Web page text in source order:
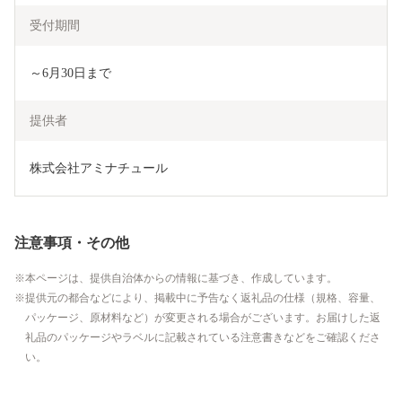
受付期間
～6月30日まで
提供者
株式会社アミナチュール
注意事項・その他
本ページは、提供自治体からの情報に基づき、作成しています。
提供元の都合などにより、掲載中に予告なく返礼品の仕様（規格、容量、
パッケージ、原材料など）が変更される場合がございます。お届けした返
礼品のパッケージやラベルに記載されている注意書きなどをご確認くださ
い。